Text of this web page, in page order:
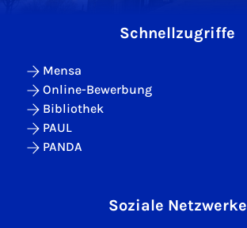
Schnellzugriffe
Mensa
Online-Bewerbung
Bibliothek
PAUL
PANDA
Soziale Netzwerke